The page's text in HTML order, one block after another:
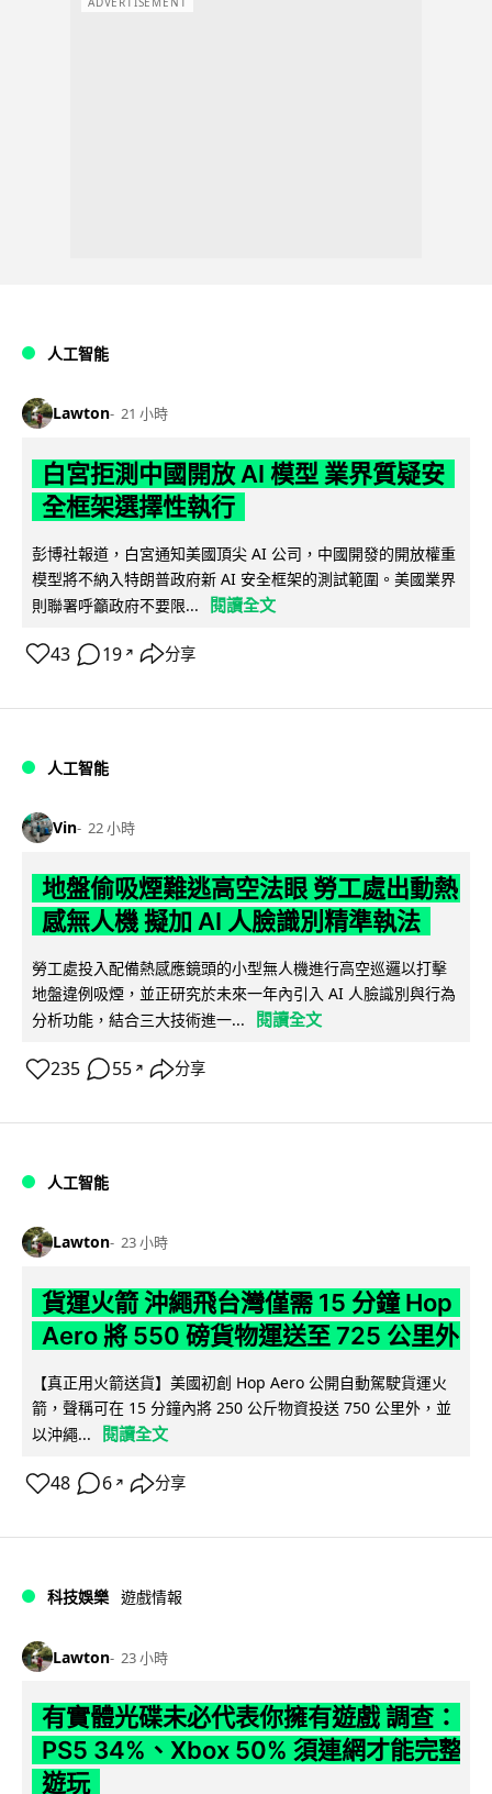
人工智能
Lawton 21 小時
白宮拒測中國開放 AI 模型 業界質疑安
全框架選擇性執行
彭博社報道，白宮通知美國頂尖 AI 公司，中國開發的開放權重
模型將不納入特朗普政府新 AI 安全框架的測試範圍。美國業界
則聯署呼籲政府不要限...
閱讀全文
43 19 ↗ 分享
人工智能
Vin 22 小時
地盤偷吸煙難逃高空法眼 勞工處出動熱
感無人機 擬加 AI 人臉識別精準執法
勞工處投入配備熱感應鏡頭的小型無人機進行高空巡邏以打擊
地盤違例吸煙，並正研究於未來一年內引入 AI 人臉識別與行為
分析功能，結合三大技術進一...
閱讀全文
235 55 ↗ 分享
人工智能
Lawton 23 小時
貨運火箭 沖繩飛台灣僅需 15 分鐘 Hop
Aero 將 550 磅貨物運送至 725 公里外
【真正用火箭送貨】美國初創 Hop Aero 公開自動駕駛貨運火
箭，聲稱可在 15 分鐘內將 250 公斤物資投送 750 公里外，並
以沖繩...
閱讀全文
48 6 ↗ 分享
科技娛樂 遊戲情報
Lawton 23 小時
有實體光碟未必代表你擁有遊戲 調查：
PS5 34%、Xbox 50% 須連網才能完整
遊玩